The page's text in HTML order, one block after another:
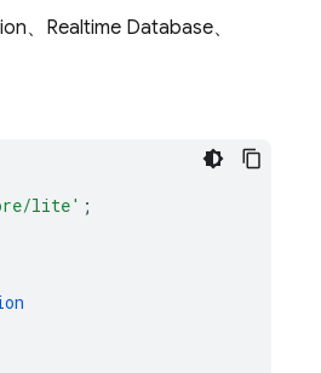
、 Realtime Database、
lite' ;